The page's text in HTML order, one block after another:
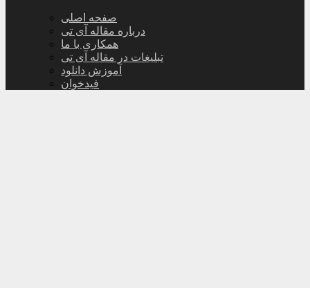
صفحه اصلی
درباره مقاله آی تی
همکاری با ما
تبلیغات در مقاله آی تی
آموزش دانلود
فیدخوان